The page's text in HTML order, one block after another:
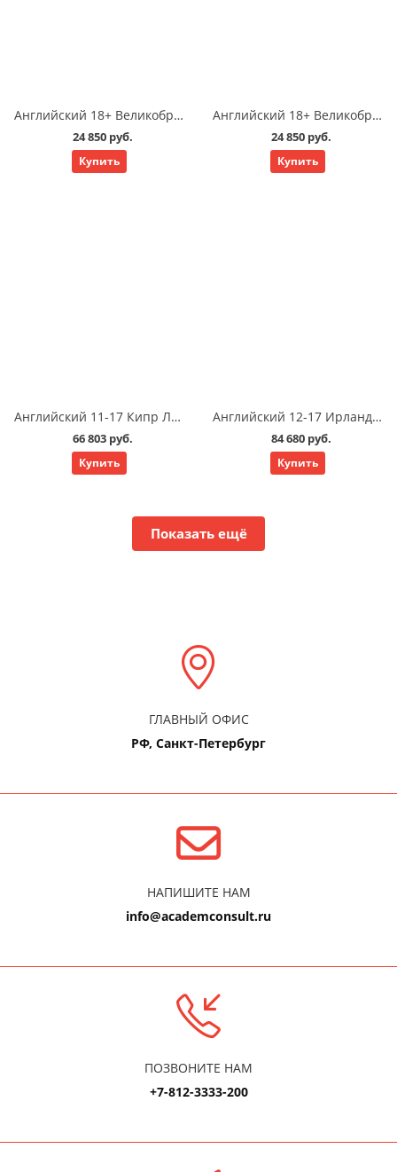
Английский 18+ Великобритания Саутгемптон: язык взрослый подготовка к экзаменам Cambridge exam 15 у/нед
24 850 руб.
Купить
Английский 18+ Великобритания Саутгемптон: язык взрослый общий стандартный 15 у/нед
24 850 руб.
Купить
Английский 11-17 Кипр Ларнака: язык для подростков летний лагерь 20 у/нед
66 803 руб.
Купить
Английский 12-17 Ирландия Дублин: язык для групп 15 у/нед
84 680 руб.
Купить
Показать ещё
ГЛАВНЫЙ ОФИС
РФ, Санкт-Петербург
НАПИШИТЕ НАМ
info@academconsult.ru
ПОЗВОНИТЕ НАМ
+7-812-3333-200